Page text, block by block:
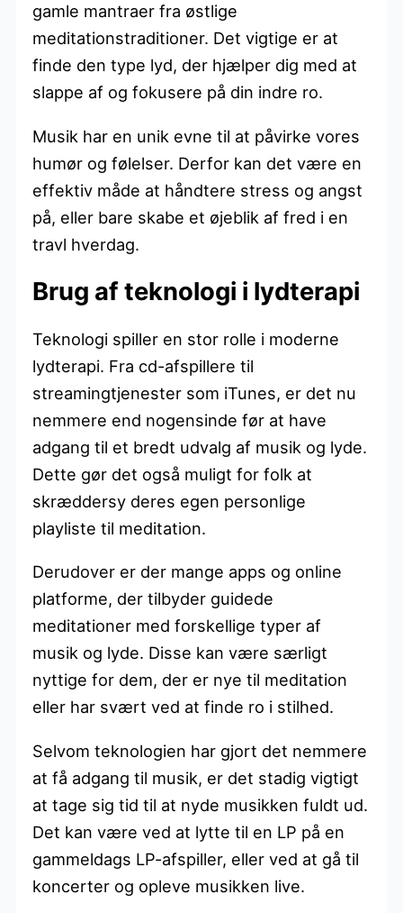
gamle mantraer fra østlige
meditationstraditioner. Det vigtige er at
finde den type lyd, der hjælper dig med at
slappe af og fokusere på din indre ro.
Musik har en unik evne til at påvirke vores
humør og følelser. Derfor kan det være en
effektiv måde at håndtere stress og angst
på, eller bare skabe et øjeblik af fred i en
travl hverdag.
Brug af teknologi i lydterapi
Teknologi spiller en stor rolle i moderne
lydterapi. Fra cd-afspillere til
streamingtjenester som iTunes, er det nu
nemmere end nogensinde før at have
adgang til et bredt udvalg af musik og lyde.
Dette gør det også muligt for folk at
skræddersy deres egen personlige
playliste til meditation.
Derudover er der mange apps og online
platforme, der tilbyder guidede
meditationer med forskellige typer af
musik og lyde. Disse kan være særligt
nyttige for dem, der er nye til meditation
eller har svært ved at finde ro i stilhed.
Selvom teknologien har gjort det nemmere
at få adgang til musik, er det stadig vigtigt
at tage sig tid til at nyde musikken fuldt ud.
Det kan være ved at lytte til en LP på en
gammeldags LP-afspiller, eller ved at gå til
koncerter og opleve musikken live.